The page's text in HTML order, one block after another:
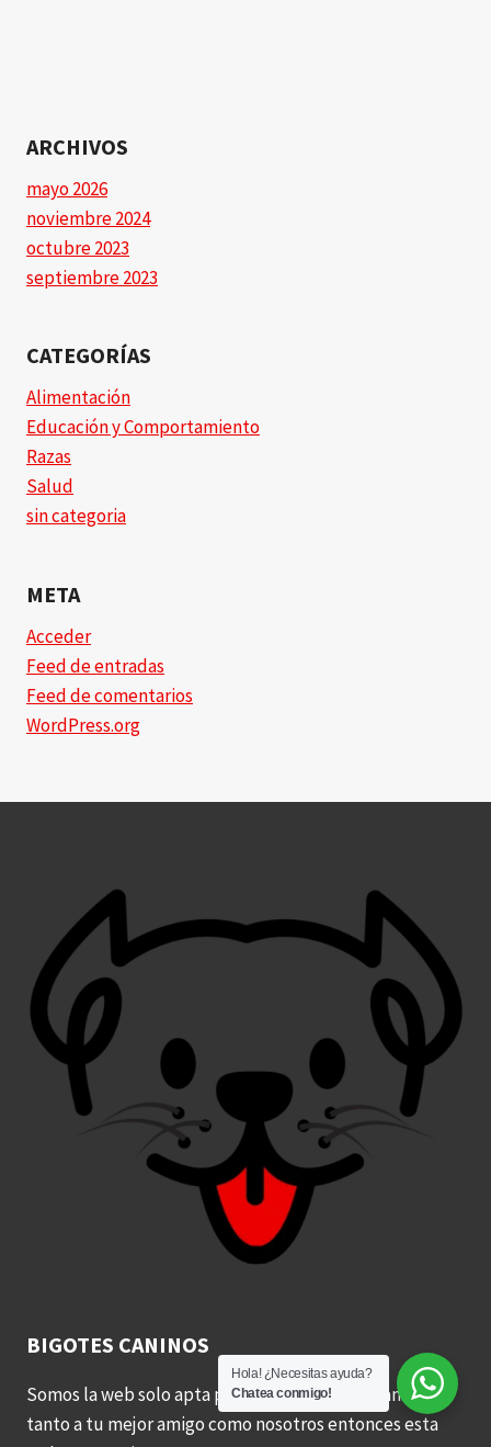
ARCHIVOS
mayo 2026
noviembre 2024
octubre 2023
septiembre 2023
CATEGORÍAS
Alimentación
Educación y Comportamiento
Razas
Salud
sin categoria
META
Acceder
Feed de entradas
Feed de comentarios
WordPress.org
BIGOTES CANINOS
Somos la web solo apta para los doglovers. Si amas
tanto a tu mejor amigo como nosotros entonces esta
Hola! ¿Necesitas ayuda?
Chatea conmigo!